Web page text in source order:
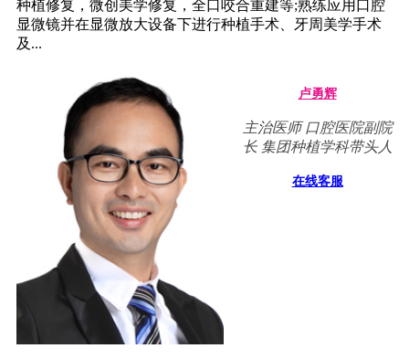
种植修复，微创美学修复，全口咬合重建等;熟练应用口腔
显微镜并在显微放大设备下进行种植手术、牙周美学手术
及...
卢勇辉
主治医师 口腔医院副院
长 集团种植学科带头人
在线客服